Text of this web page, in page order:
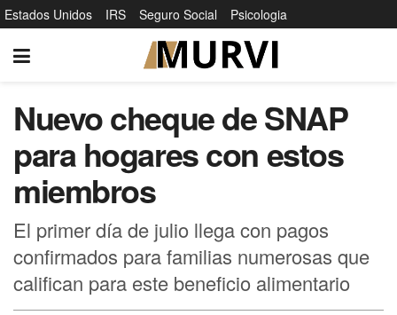
Estados Unidos IRS Seguro Social Psicologia
Nuevo cheque de SNAP
para hogares con estos
miembros
El primer día de julio llega con pagos
confirmados para familias numerosas que
califican para este beneficio alimentario